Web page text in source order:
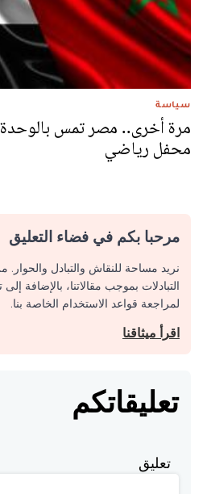
سياسة
مرة أخرى.. مصر تمس بالوحدة
محفل رياضي
مرحبا بكم في فضاء التعليق
نريد مساحة للنقاش والتبادل
التبادلات بموجب مقالاتنا، بالإضافة
لمراجعة قواعد الاستخدام الخاصة بنا.
اقرأ ميثاقنا
تعليقاتكم
تعليق